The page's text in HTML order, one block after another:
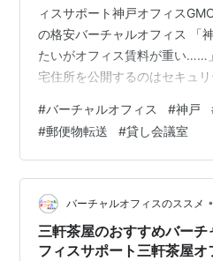
ィスサポート神戸オフィス
の格安バーチャルオフィス 「
たいがオフィス賃料が重い……
宅住所を公開するのはセキュ
のが、東証プライム上場の
が運営するバーチャルオフィ
戸オフィスです。 バーチャル
ですが、その中でもGMOオフ
用・保証料0円」「150gまで
他社を圧倒するコストパフォー
#バーチャルオフィス #神戸
#郵便物転送 #貸し会議室
バーチャルオフィスのススメ •
三軒茶屋のおすすめバー
フィスサポート三軒茶屋オ